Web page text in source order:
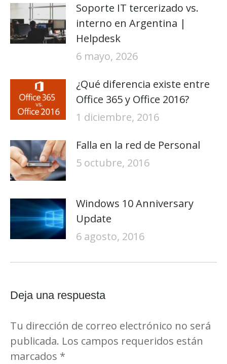
Soporte IT tercerizado vs.
interno en Argentina |
Helpdesk
6 mayo, 2026
¿Qué diferencia existe entre
Office 365 y Office 2016?
1 diciembre, 2016
Falla en la red de Personal
5 octubre, 2016
Windows 10 Anniversary
Update
6 agosto, 2016
Deja una respuesta
Tu dirección de correo electrónico no será
publicada. Los campos requeridos están
marcados *